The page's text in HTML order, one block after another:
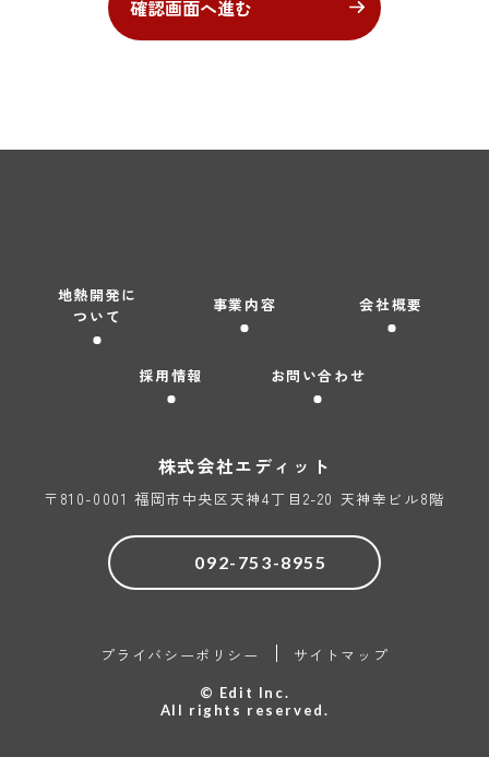
当社は、個人情報をご提供いただく場合、個人情報をご提
供いただく際に明示した目的の範囲内で利用いたします。
措置および安全対策を講じます。また、個人情報の保護と
どを希望される場合には、当社の所定の手続きに基づき速
やかに対応いたします。
当社は、個人情報が適正に取り扱われるよう、継続的な改
善に取り組んでまいります。また、改善した内容を本基本
個人情報の利用目的について
弊社ホームページ経由でお預かりした個人情報について、
1. お取引先に関する個人情報
・お取引等に関するご連絡のため
のご案内のため
・お問い合わせ、資料請求その他ご依頼等への対応のため
2. 採用応募者の方々に関する個人情報
確認画面へ進む
地熱開発に
ついて
事業内容 会社概要
採用情報 お問い合わせ
株式会社エディット
〒810-0001 福岡市中央区天神4丁目2-20 天神幸ビル8階
092-753-8955
プライバシーポリシー サイトマップ
© Edit Inc.
All rights reserved.